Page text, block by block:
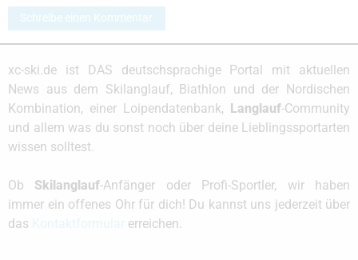
Schreibe einen Kommentar
xc-ski.de ist DAS deutschsprachige Portal mit aktuellen
News aus dem Skilanglauf, Biathlon und der Nordischen
Kombination, einer Loipendatenbank, Langlauf-Community
und allem was du sonst noch über deine Lieblingssportarten
wissen solltest.
Ob Skilanglauf-Anfänger oder Profi-Sportler, wir haben
immer ein offenes Ohr für dich! Du kannst uns jederzeit über
das
erreichen.